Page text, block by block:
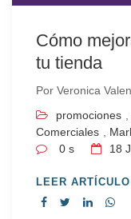
Cómo
tu tienda
Por Veronica
promociones
Comerciales
0 s
18
LEER ARTÍCULO